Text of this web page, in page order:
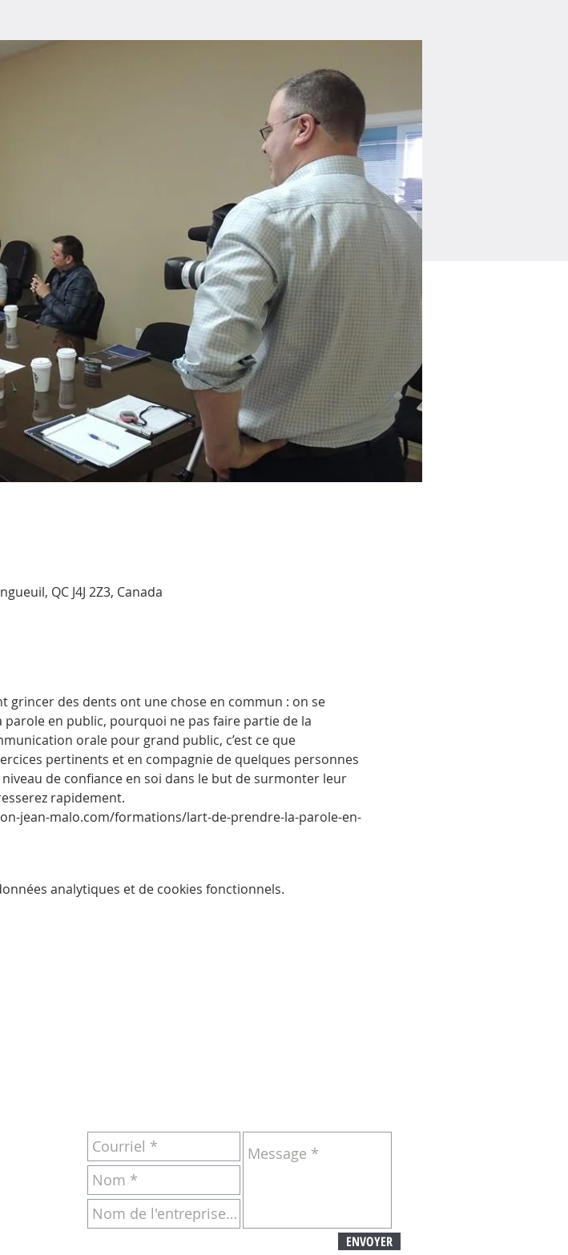
QC J4J 2Z3, Canada
grincer des dents ont une chose en commun : on se
parole en public, pourquoi ne pas faire partie de la
orale pour grand public, c’est ce que
pertinents et en compagnie de quelques personnes
de confiance en soi dans le but de surmonter leur
rapidement.
jean-malo.com/formations/lart-de-prendre-la-parole-en-
analytiques et de cookies fonctionnels.
ENVOYER